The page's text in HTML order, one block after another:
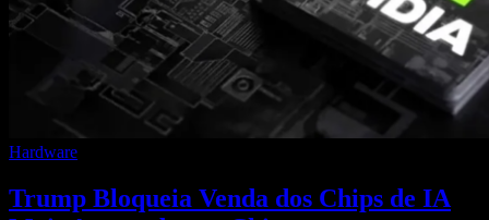
Hardware
Trump Bloqueia Venda dos Chips de IA